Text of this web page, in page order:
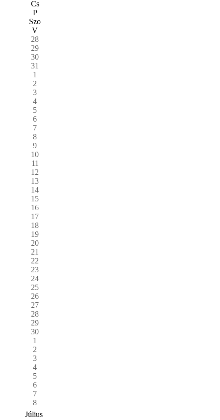
Cs
P
Szo
V
28
29
30
31
1
2
3
4
5
6
7
8
9
10
11
12
13
14
15
16
17
18
19
20
21
22
23
24
25
26
27
28
29
30
1
2
3
4
5
6
7
8
Július